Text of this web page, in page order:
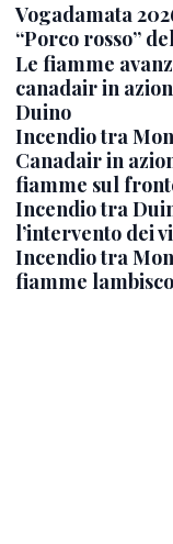
Vogadamata
“Porco rosso”
Le fiamme
canadair in
Duino
Incendio tra
Canadair in
fiamme sul
Incendio tra
l’intervento dei
Incendio tra
fiamme